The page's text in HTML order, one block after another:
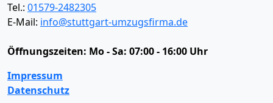
Tel.: 01579-2482305
E-Mail: info@stuttgart-umzugsfirma.de
Öffnungszeiten: Mo - Sa: 07:00 - 16:00 Uhr
Impressum
Datenschutz